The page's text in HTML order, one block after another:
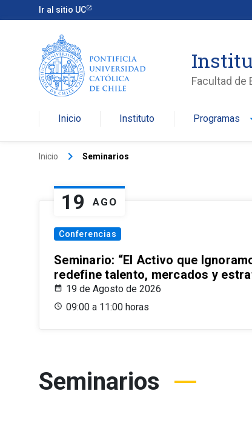
Ir al sitio UC
Facultad de
Inicio Instituto Programas
Inicio keyboard_arrow_right Seminarios
19 AGO
Conferencias
Seminario: “El Activo que
redefine talento, mercados y
19 de Agosto de 2026
09:00 a 11:00 horas
Seminarios